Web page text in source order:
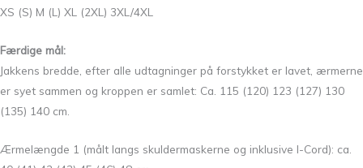
XS (S) M (L) XL (2XL) 3XL/4XL
Færdige mål:
Jakkens bredde, efter alle udtagninger på forstykket er lavet, ærmerne
er syet sammen og kroppen er samlet: Ca. 115 (120) 123 (127) 130
(135) 140 cm.
Ærmelængde 1 (målt langs skuldermaskerne og inklusive I-Cord): ca.